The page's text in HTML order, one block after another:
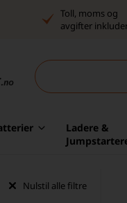
Toll, moms og
avgifter
Ladere &
Nulstil alle filtre